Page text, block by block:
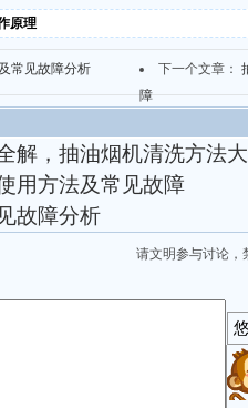
原理
常见故障分析 下一个文章：
障
解，抽油烟机清洗方法
用方法及常见故障
故障分析
请文明参与讨论，